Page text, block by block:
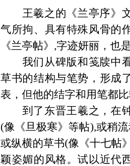
王羲之的《兰亭序》
气所拘、具有特殊风骨的
《兰亭帖》,字迹妍丽，也
我们从碑版和笺牍中
草书的结构与笔势，形成
表，但他的结字和用笔都
到了东晋王羲之，在
(像《旦极寒》等帖),或稍
或纵横的草书(像《十七帖
颖姿媚的风格。试以近代